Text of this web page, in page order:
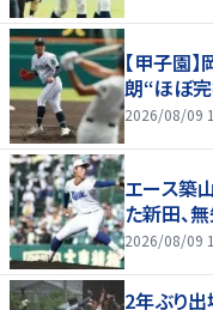
【甲子園
朗“ほぼ完
2026/08/09
エース築
た新田、
2026/08/09
2年ぶり